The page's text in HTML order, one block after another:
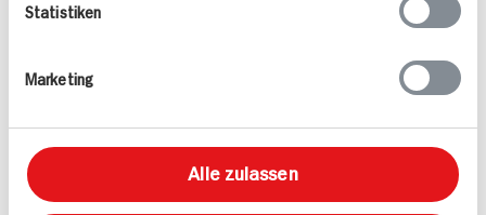
Statistiken
Marketing
Alle zulassen
25 min
Leicht
15 min
725 kcal p. Portion
Leicht